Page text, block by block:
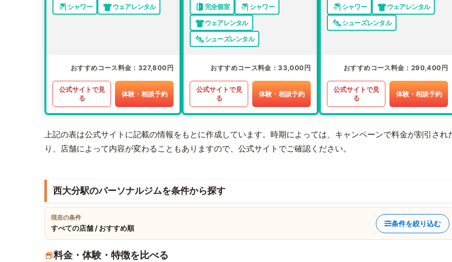
シャワー
ウェアレンタル
おすすめコース料金 327,800円
公式サイトで見
る
体験・相談予約
完全個室
シャワー
ウェアレンタル
シューズレンタル
おすすめコース料金 33,000円
公式サイトで見
る
体験・相談予約
シャワー
ウェアレンタル
シューズレンタル
おすすめコース料金 290,400円
公式サイトで見
る
体験・相談予約
上記の表は公式サイトに記載の情報をもとに作成しています。時期によっては、キャンペーンで料金が割引され
り、店舗によって内容が変わることもありますので、公式サイトでご確認ください。
西大分駅のパーソナルジムを条件から探す
現在の条件
すべての店舗 / おすすめ順
条件を絞り込む
料金・体験・特徴を比べる